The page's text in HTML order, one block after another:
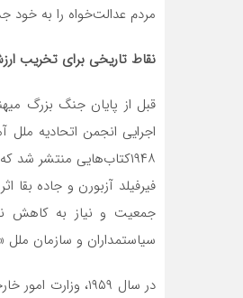
مردم عدالت‌خواه را به خود
نقاط تاریخی برای تخریب
اجرایی انجمن اتحادیه
۱۹۴۸کتاب‌هایی منتشر
جمعیت و نیاز به کاهش
سیاستمداران و سازمان
در سال ۱۹۵۹،